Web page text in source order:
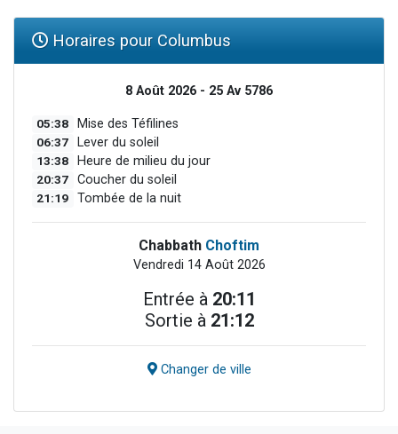
Horaires pour Columbus
8 Août 2026 - 25 Av 5786
05:38 Mise des Téfilines
06:37 Lever du soleil
13:38 Heure de milieu du jour
20:37 Coucher du soleil
21:19 Tombée de la nuit
Chabbath Choftim
Vendredi 14 Août 2026
Entrée à 20:11
Sortie à 21:12
Changer de ville